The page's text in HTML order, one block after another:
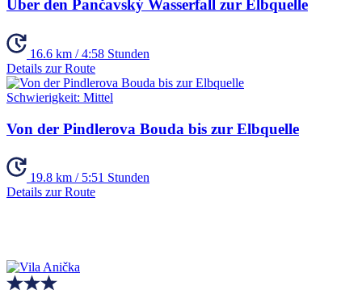
Über den Pančavský Wasserfall zur Elbquelle
16.6 km / 4:58 Stunden
Details zur Route
Schwierigkeit: Mittel
Von der Pindlerova Bouda bis zur Elbquelle
19.8 km / 5:51 Stunden
Details zur Route